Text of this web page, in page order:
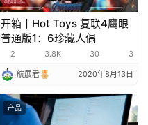
开箱丨Hot Toys 复联4鹰眼
普通版1：6珍藏人偶
2 3.8K 30 3
航展君 2020年8月13日
产品